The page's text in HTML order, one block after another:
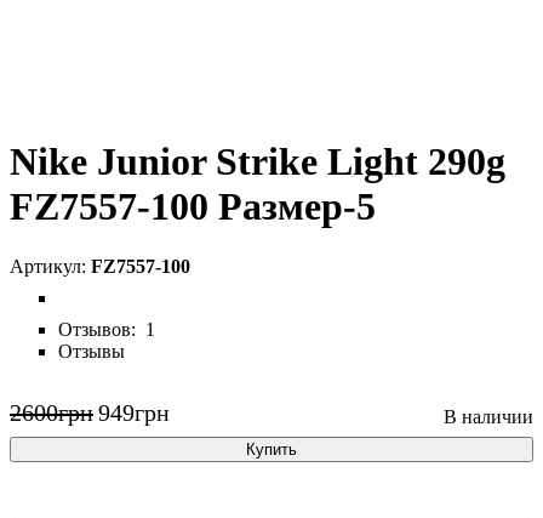
Nike Junior Strike Light 290g
FZ7557-100 Размер-5
FZ7557-100
Отзывов: 1
Отзывы
2600грн949грн
Купить